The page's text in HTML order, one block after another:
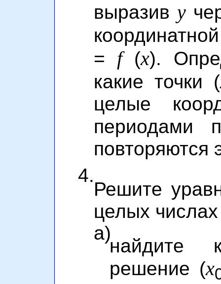
выразив y
= f(x).
какие точки (
целые
повторяются
4.
Решите
целых
a)
найдите
решение (x